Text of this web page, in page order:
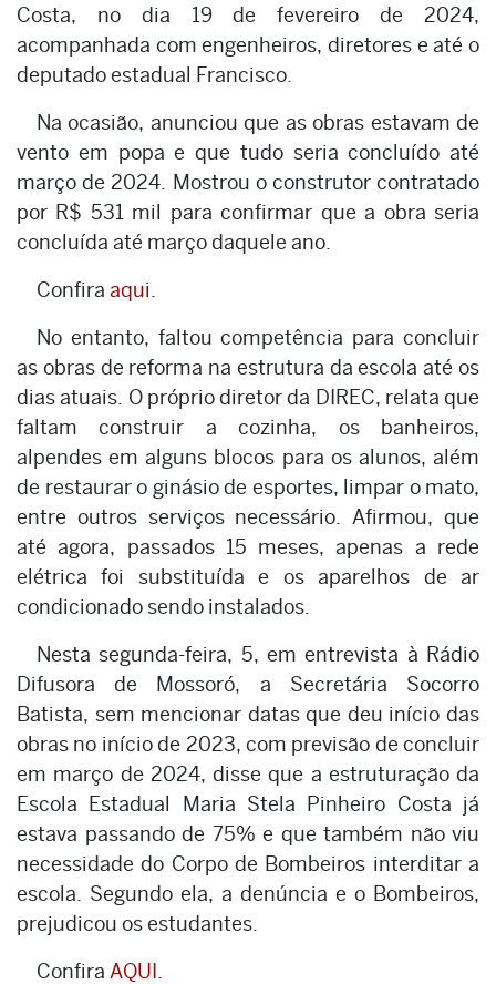
Costa, no dia 19 de fevereiro de 2024,
acompanhada com engenheiros, diretores e até o
deputado estadual Francisco.
Na ocasião, anunciou que as obras estavam de
vento em popa e que tudo seria concluído até
março de 2024. Mostrou o construtor contratado
por R$ 531 mil para confirmar que a obra seria
concluída até março daquele ano.
Confira aqui
No entanto, faltou competência para concluir
as obras de reforma na estrutura da escola até os
dias atuais. O próprio diretor da DIREC, relata que
faltam construir a cozinha, os banheiros,
alpendes em alguns blocos para os alunos, além
de restaurar o ginásio de esportes, limpar o mato,
entre outros serviços necessário. Afirmou, que
até agora, passados 15 meses, apenas a rede
elétrica foi substituída e os aparelhos de ar
condicionado sendo instalados.
Nesta segunda-feira, 5, em entrevista à Rádio
Difusora de Mossoró, a Secretária Socorro
Batista, sem mencionar datas que deu início das
obras no início de 2023, com previsão de concluir
em março de 2024, disse que a estruturação da
Escola Estadual Maria Stela Pinheiro Costa já
estava passando de 75% e que também não viu
necessidade do Corpo de Bombeiros interditar a
escola. Segundo ela, a denúncia e o Bombeiros,
prejudicou os estudantes.
Confira AQUI.